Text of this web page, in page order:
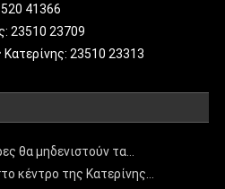
41366
23510 23709
23510 23313
θα μηδενιστούν τα…
κέντρο της Κατερίνης…